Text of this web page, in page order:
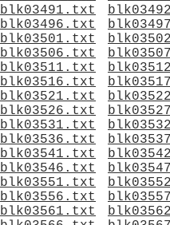
blk03491.txt
blk03496.txt
blk03501.txt
blk03506.txt
blk03511.txt
blk03516.txt
blk03521.txt
blk03526.txt
blk03531.txt
blk03536.txt
blk03541.txt
blk03546.txt
blk03551.txt
blk03556.txt
blk03561.txt